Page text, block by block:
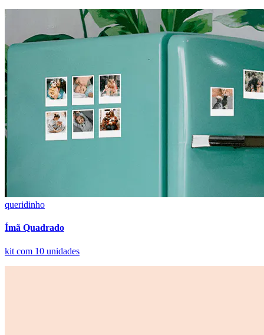
queridinho
Ímã Quadrado
kit com 10 unidades